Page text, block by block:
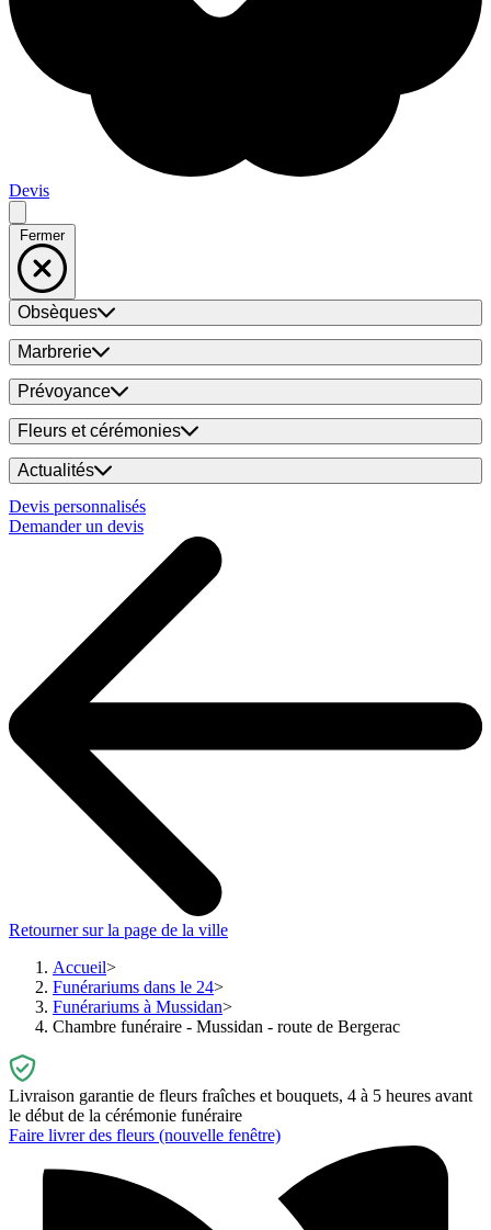
Devis
Fermer
Obsèques
Marbrerie
Prévoyance
Fleurs et cérémonies
Actualités
Devis personnalisés
Demander un devis
Retourner sur la page de la ville
Accueil
Funérariums dans le 24
Funérariums à Mussidan
Chambre funéraire - Mussidan - route de Bergerac
Livraison garantie de fleurs fraîches et bouquets, 4 à 5 heures avant
le début de la cérémonie funéraire
Faire livrer des fleurs (nouvelle fenêtre)